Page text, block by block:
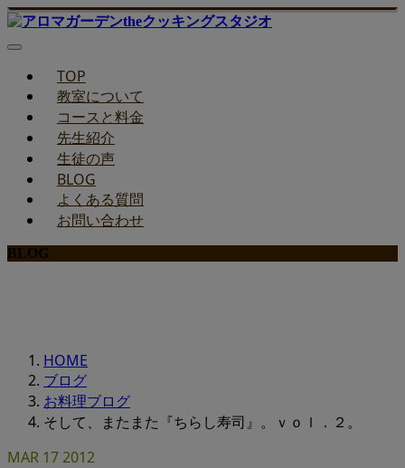
TOP
教室について
コースと料金
先生紹介
生徒の声
BLOG
よくある質問
お問い合わせ
BLOG
HOME
ブログ
お料理ブログ
そして、またまた『ちらし寿司』。ｖｏｌ．２。
MAR 172012